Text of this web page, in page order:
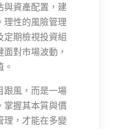
與資產配置，建
理性的風險管理
定期檢視投資組
對市場波動，
跟風，而是一場
掌握其本質與價
理，才能在多變